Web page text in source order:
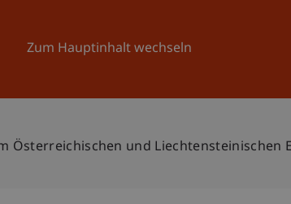
Zum Hauptinhalt wechseln
Universität Aktuelles
Österreichischen und Liechtensteinischen